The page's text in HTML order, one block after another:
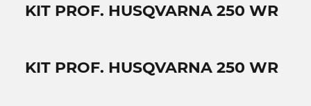
KIT PROF. HUSQVARNA 250 WR
KIT PROF. HUSQVARNA 250 WR